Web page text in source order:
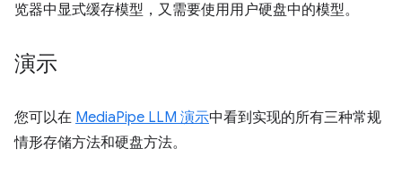
览器中显式缓存模型，又需要使用用户硬盘中的模型。
演示
您可以在 MediaPipe LLM 演示中看到实现的所有三种常规
情形存储方法和硬盘方法。